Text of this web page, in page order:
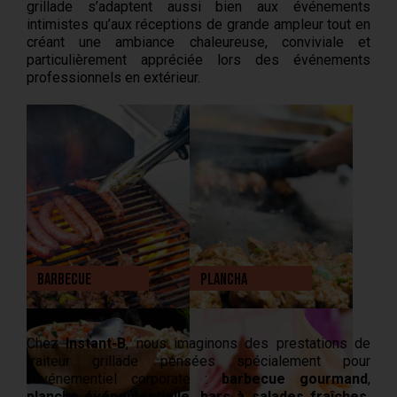
grillade s’adaptent aussi bien aux événements
intimistes qu’aux réceptions de grande ampleur tout en
créant une ambiance chaleureuse, conviviale et
particulièrement appréciée lors des événements
professionnels en extérieur.
Barbecue Plancha
ChezInstant-B, nous imaginons des prestations de
traiteur grillade pensées spécialement pour
l’événementiel corporate : barbecue gourmand,